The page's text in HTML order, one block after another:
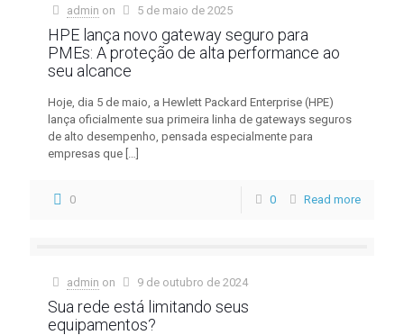
admin on 5 de maio de 2025
HPE lança novo gateway seguro para
PMEs: A proteção de alta performance ao
seu alcance
Hoje, dia 5 de maio, a Hewlett Packard Enterprise (HPE)
lança oficialmente sua primeira linha de gateways seguros
de alto desempenho, pensada especialmente para
empresas que […]
0 0 Read more
admin on 9 de outubro de 2024
Sua rede está limitando seus
equipamentos?